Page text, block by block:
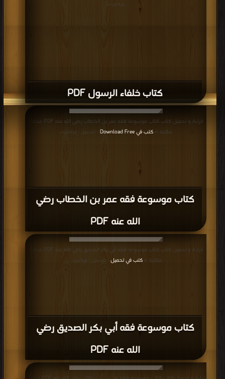
كتاب خلفاء الرسول PDF
مرة/مرات
كتاب موسوعة فقه عمر بن الخطاب رضي
الله عنه PDF
قراءة و تحميل كتاب كتاب موسوعة فقه عمر بن الخطاب رضي الله عنه PDF مجانا |
مكتبة > كتب في Download Free | التحميل : مرة/مرات
كتاب موسوعة فقه أبي بكر الصديق رضي
الله عنه PDF
قراءة و تحميل كتاب كتاب موسوعة فقه أبي بكر الصديق رضي الله عنه PDF مجانا |
مكتبة > كتب في تحميل | التحميل : مرة/مرات